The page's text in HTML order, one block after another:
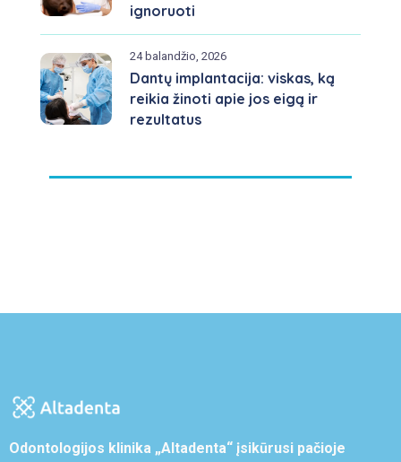
ignoruoti
24 balandžio, 2026
Dantų implantacija: viskas, ką
reikia žinoti apie jos eigą ir
rezultatus
Odontologijos klinika „Altadenta“ įsikūrusi pačioje